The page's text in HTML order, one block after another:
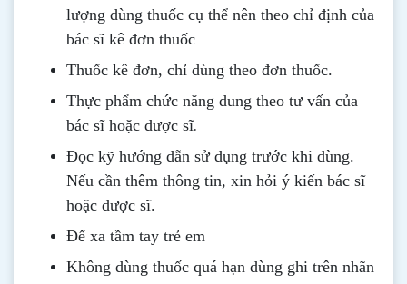
lượng dùng thuốc cụ thể nên theo chỉ định của
bác sĩ kê đơn thuốc
Thuốc kê đơn, chỉ dùng theo đơn thuốc.
Thực phẩm chức năng dung theo tư vấn của
bác sĩ hoặc dược sĩ.
Đọc kỹ hướng dẫn sử dụng trước khi dùng.
Nếu cần thêm thông tin, xin hỏi ý kiến bác sĩ
hoặc dược sĩ.
Để xa tầm tay trẻ em
Không dùng thuốc quá hạn dùng ghi trên nhãn